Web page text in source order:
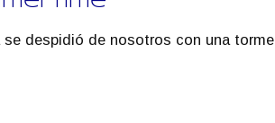
se despidió de nosotros con una